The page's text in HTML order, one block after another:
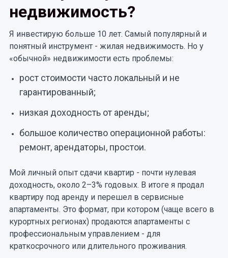
недвижимость?
Я инвестирую больше 10 лет. Самый популярный и
понятный инструмент - жилая недвижимость. Но у
«обычной» недвижимости есть проблемы:
рост стоимости часто локальный и не
гарантированный;
низкая доходность от аренды;
большое количество операционной работы:
ремонт, арендаторы, простои.
Мой личный опыт сдачи квартир - почти нулевая
доходность, около 2–3% годовых. В итоге я продал
квартиру под аренду и перешел в сервисные
апартаменты. Это формат, при котором (чаще всего в
курортных регионах) продаются апартаменты с
профессиональным управлением - для
краткосрочного или длительного проживания.